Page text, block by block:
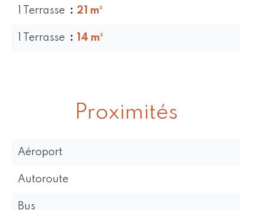
1 Terrasse 21 m²
1 Terrasse 14 m²
Proximités
Aéroport
Autoroute
Bus